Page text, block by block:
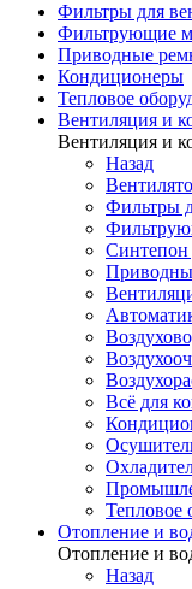
Фильтры для
Фильтрующие
Приводные
Кондиционеры
Тепловое
Вентиляция и
Вентиляция и
Назад
Фильтры
Синтепон
Всё для
Тепловое
Отопление и
Отопление и
Назад